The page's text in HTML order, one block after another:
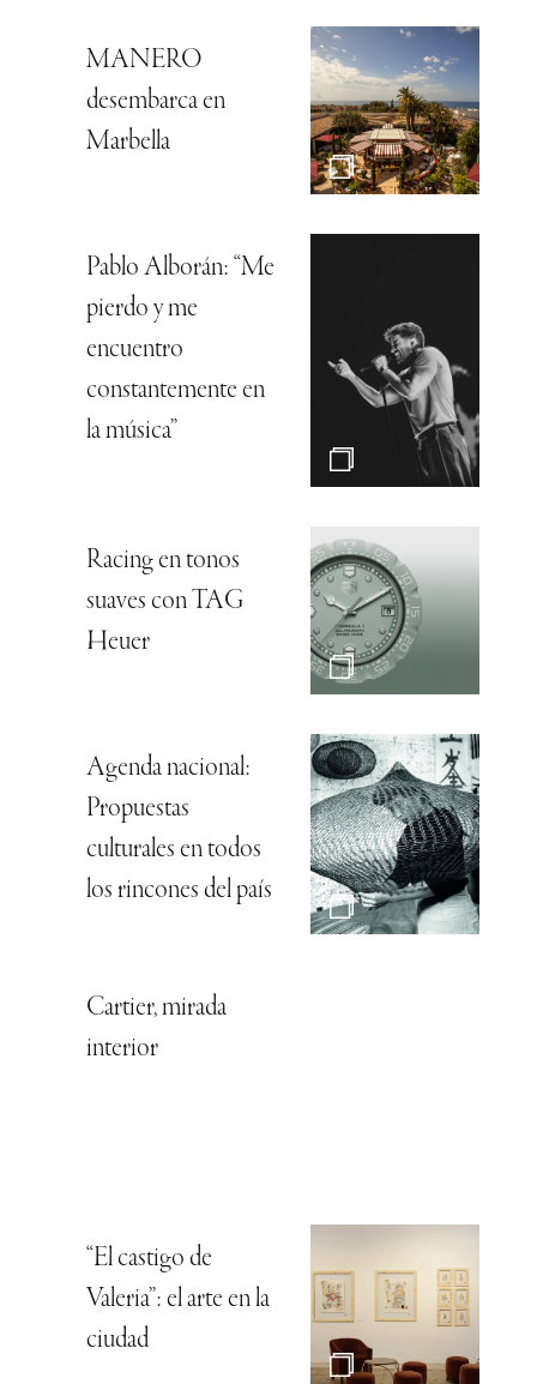
MANERO
desembarca en
Marbella
Pablo Alborán: “Me
pierdo y me
encuentro
constantemente en
la música”
Racing en tonos
suaves con TAG
Heuer
Agenda nacional:
Propuestas
culturales en todos
los rincones del país
Cartier, mirada
interior
“El castigo de
Valeria”: el arte en la
ciudad